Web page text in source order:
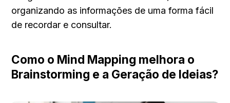
organizando as informações de uma forma fácil
de recordar e consultar.
Como o Mind Mapping melhora o
Brainstorming e a Geração de Ideias?